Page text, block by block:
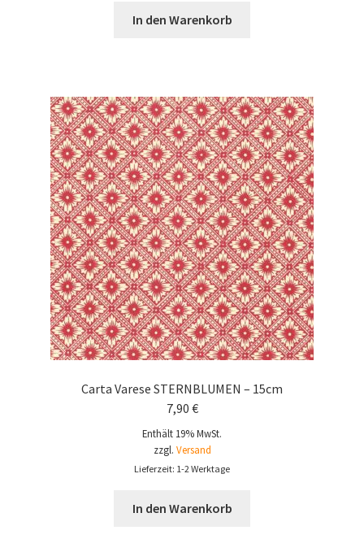
In den Warenkorb
Carta Varese STERNBLUMEN – 15cm
7,90 €
Enthält 19% MwSt.
zzgl. Versand
Lieferzeit: 1-2 Werktage
In den Warenkorb